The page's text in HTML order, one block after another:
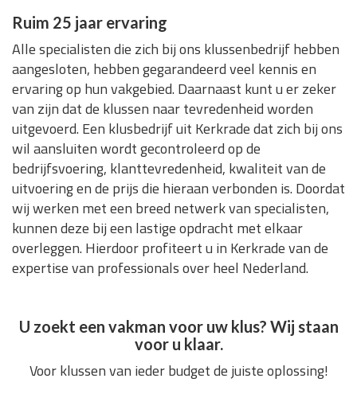
Ruim 25 jaar ervaring
Alle specialisten die zich bij ons klussenbedrijf hebben
aangesloten, hebben gegarandeerd veel kennis en
ervaring op hun vakgebied. Daarnaast kunt u er zeker
van zijn dat de klussen naar tevredenheid worden
uitgevoerd. Een klusbedrijf uit Kerkrade dat zich bij ons
wil aansluiten wordt gecontroleerd op de
bedrijfsvoering, klanttevredenheid, kwaliteit van de
uitvoering en de prijs die hieraan verbonden is. Doordat
wij werken met een breed netwerk van specialisten,
kunnen deze bij een lastige opdracht met elkaar
overleggen. Hierdoor profiteert u in Kerkrade van de
expertise van professionals over heel Nederland.
U zoekt een vakman voor uw klus? Wij staan
voor u klaar.
Voor klussen van ieder budget de juiste oplossing!